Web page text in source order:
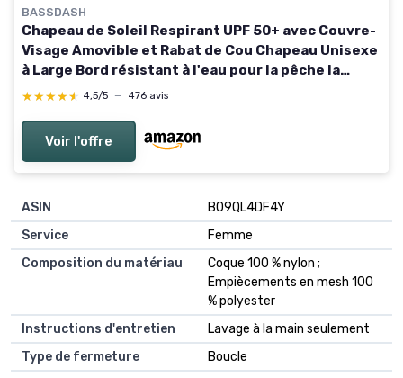
BASSDASH
Chapeau de Soleil Respirant UPF 50+ avec Couvre-
Visage Amovible et Rabat de Cou Chapeau Unisexe
à Large Bord résistant à l'eau pour la pêche la
randonnée l'extérieur Les Hommes et Les Femmes
★★★★★
★★★★★ 4,5/5 — 476 avis
Voir l'offre
ASIN
B09QL4DF4Y
Service
Femme
Composition du matériau
Coque 100 % nylon ;
Empiècements en mesh 100
% polyester
Instructions d'entretien
Lavage à la main seulement
Type de fermeture
Boucle